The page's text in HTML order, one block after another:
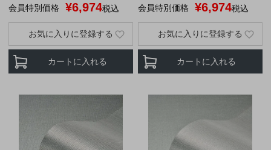
会員特別価格 ¥6,974税込
カートに入れる
お気に入りに登録する
会員特別価格 ¥6,974税込
カートに入れる
お気に入りに登録する